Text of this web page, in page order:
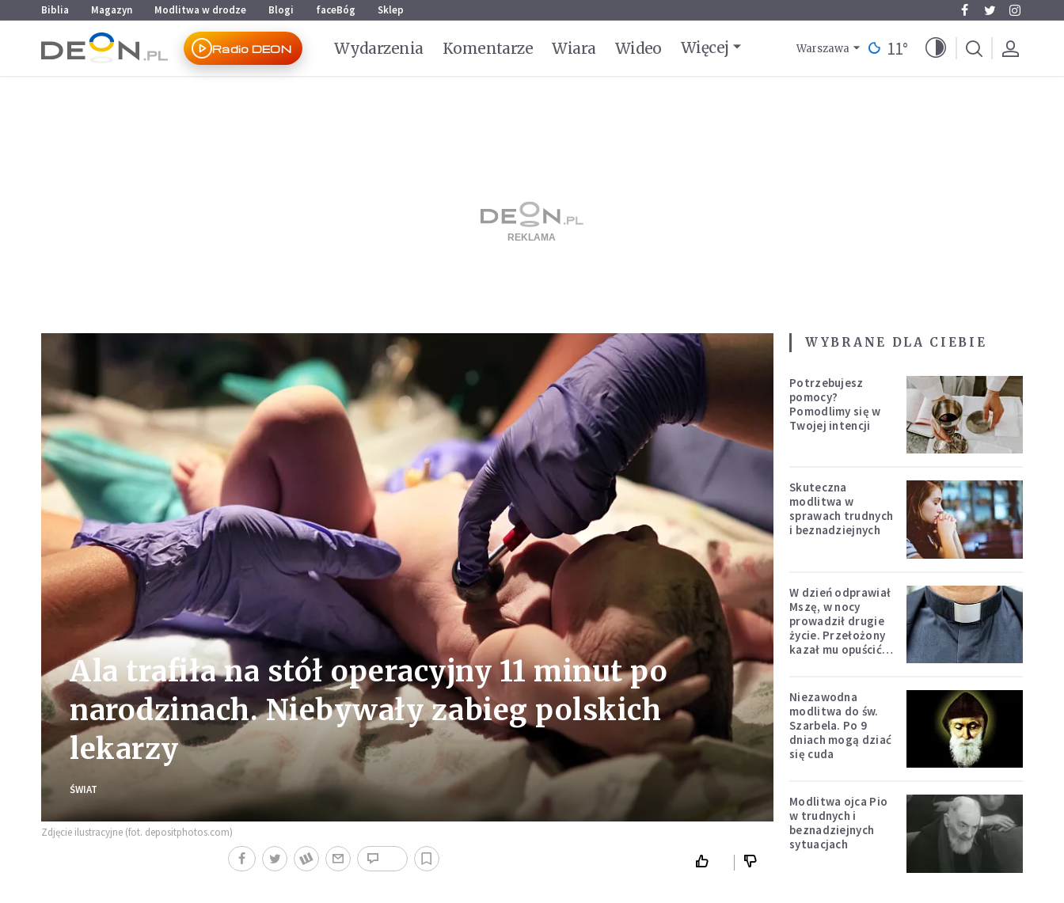
Przejdź do menu głównego
Przejdź do treści
Biblia Magazyn Modlitwa w drodze Blogi faceBóg Sklep
Radio DEON Wydarzenia Komentarze Wiara Wideo Więcej Warszawa 11°
Ala trafiła na stół operacyjny 11 minut po
narodzinach. Niebywały zabieg polskich
lekarzy
ŚWIAT
Zdjęcie ilustracyjne (fot. depositphotos.com)
WYBRANE DLA CIEBIE
Potrzebujesz
pomocy?
Pomodlimy się w
Twojej intencji
Skuteczna
modlitwa w
sprawach trudnych
i beznadziejnych
W dzień odprawiał
Mszę, w nocy
prowadził drugie
życie. Przełożony
kazał mu opuścić
Niezawodna
modlitwa do św.
Szarbela. Po 9
dniach mogą dziać
się cuda
Modlitwa ojca Pio
w trudnych i
beznadziejnych
sytuacjach